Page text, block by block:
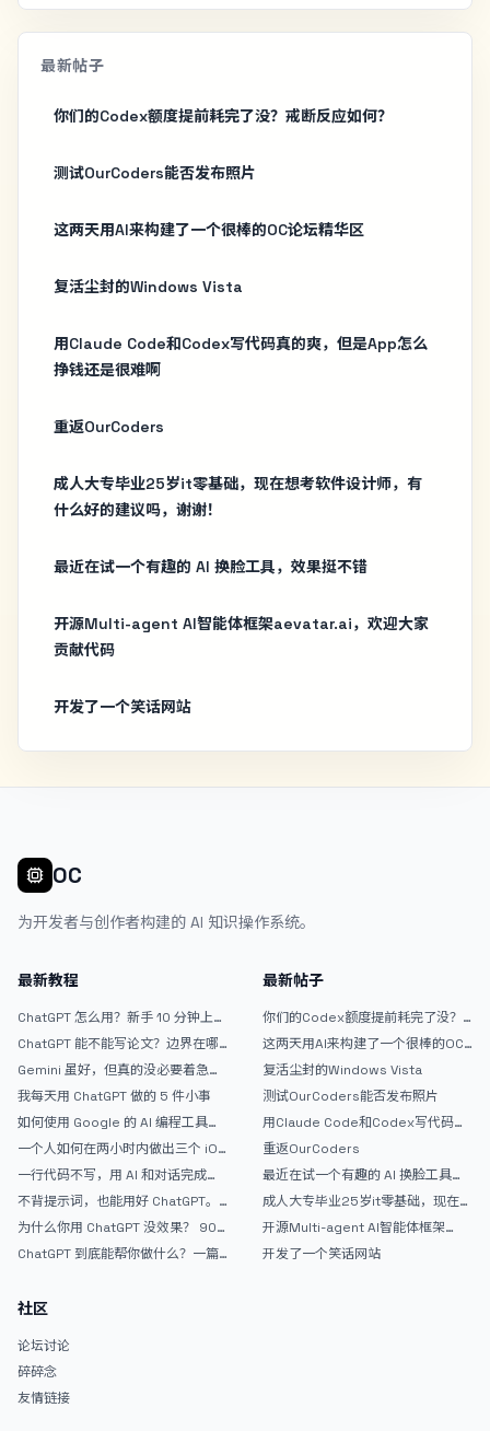
最新帖子
你们的Codex额度提前耗完了没？戒断反应如何？
测试OurCoders能否发布照片
这两天用AI来构建了一个很棒的OC论坛精华区
复活尘封的Windows Vista
用Claude Code和Codex写代码真的爽，但是App怎么
挣钱还是很难啊
重返OurCoders
成人大专毕业25岁it零基础，现在想考软件设计师，有
什么好的建议吗，谢谢！
最近在试一个有趣的 AI 换脸工具，效果挺不错
开源Multi-agent AI智能体框架aevatar.ai，欢迎大家
贡献代码
开发了一个笑话网站
OC
为开发者与创作者构建的 AI 知识操作系统。
最新教程
ChatGPT 怎么用？新手 10 分钟上手
ChatGPT 能不能写论文？边界在哪
Gemini 虽好，但真的没必要着急放
弃 ChatGPT
我每天用 ChatGPT 做的 5 件小事
如何使用 Google 的 AI 编程工具
AntiGravity：独立开发者的新时代
武器
一个人如何在两小时内做出三个 iOS
APP？｜AntiGravity + Gemini 3 实
战完整记录
一行代码不写，用 AI 和对话完成一
个完整网站：《图书天堂》实战记录
不背提示词，也能用好 ChatGPT。
一个万能提问模板
为什么你用 ChatGPT 没效果？ 90%
的人第一步就问错了
ChatGPT 到底能帮你做什么？一篇
最新帖子
你们的Codex额度提前耗完了没？
戒断反应如何？
这两天用AI来构建了一个很棒的OC
论坛精华区
复活尘封的Windows Vista
测试OurCoders能否发布照片
用Claude Code和Codex写代码真
的爽，但是App怎么挣钱还是很难啊
重返OurCoders
最近在试一个有趣的 AI 换脸工具，
效果挺不错
成人大专毕业25岁it零基础，现在想
考软件设计师，有什么好的建议吗，
谢谢！
开源Multi-agent AI智能体框架
aevatar.ai，欢迎大家贡献代码
开发了一个笑话网站
社区
论坛讨论
碎碎念
友情链接